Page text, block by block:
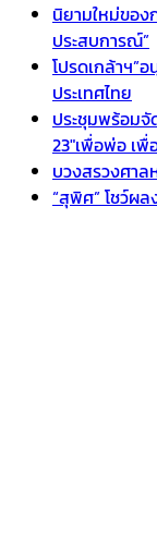
นิยามใหม่ของ
ประสบการณ์”
โปรดเกล้าฯ”
ประเทศไทย
ประชุมพร้อมจั
23″เพื่อพ่อ เ
บวงสรวงศา
“สุพิศ” โชว์ผ